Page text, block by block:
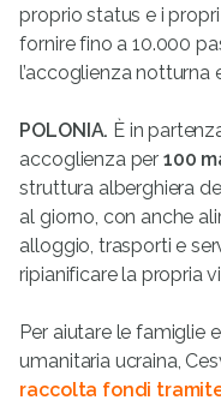
proprio status e i
fornire fino a 10.000
l’accoglienza notturna
POLONIA. È in
accoglienza per 100
struttura alberghiera
al giorno, con anche
alloggio, trasporti e
ripianificare la propria
Per aiutare le famiglie
umanitaria ucraina,
raccolta fondi